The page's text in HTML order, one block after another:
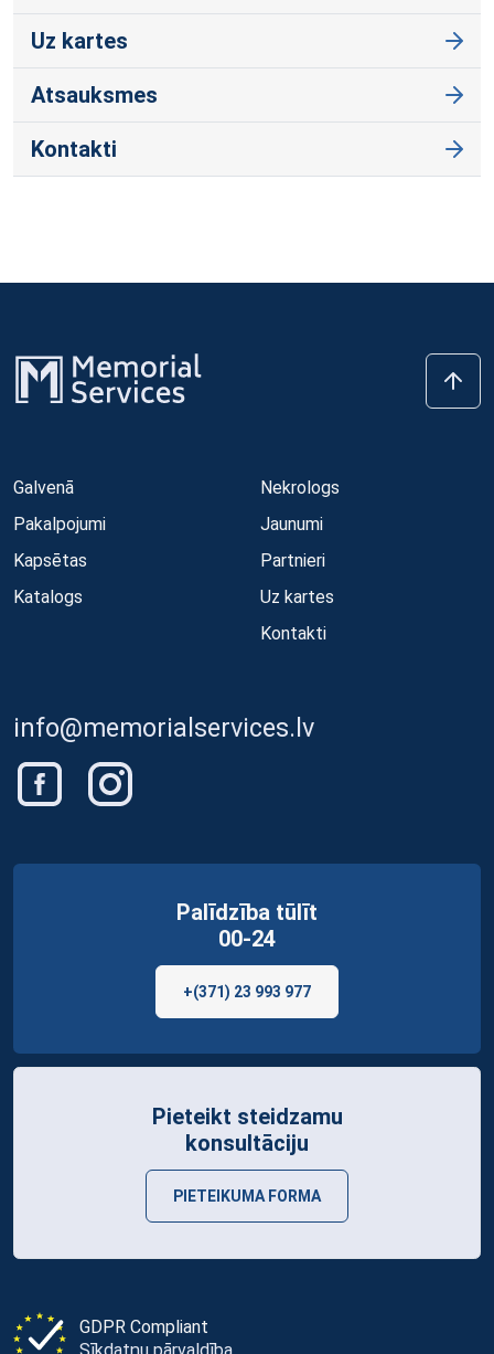
Uz kartes
Atsauksmes
Kontakti
Galvenā
Pakalpojumi
Kapsētas
Katalogs
Nekrologs
Jaunumi
Partnieri
Uz kartes
Kontakti
info@memorialservices.lv
GDPR Compliant
Sīkdatņu pārvaldība
Palīdzība tūlīt
00-24
+(371) 23 993 977
Pieteikt steidzamu
konsultāciju
PIETEIKUMA FORMA